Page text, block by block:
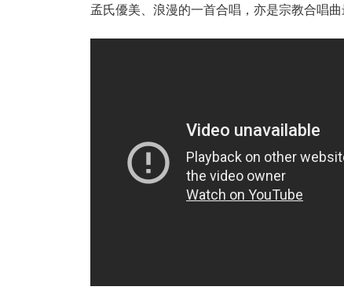
孟氏優美、浪漫的一首合唱，亦是宗教合唱曲